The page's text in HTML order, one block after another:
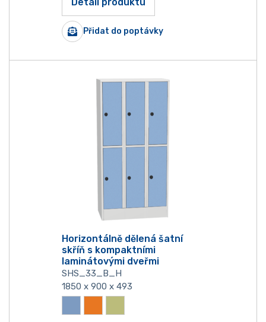
Detail produktu
Přidat do poptávky
Horizontálně dělená šatní
skříň s kompaktními
laminátovými dveřmi
SHS_33_B_H
1850 x 900 x 493